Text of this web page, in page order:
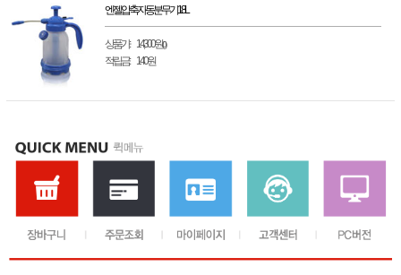
엔젤 압축 자동 분무기 1.8L
상품가 : 14,300원(0)
적립금 : 140원